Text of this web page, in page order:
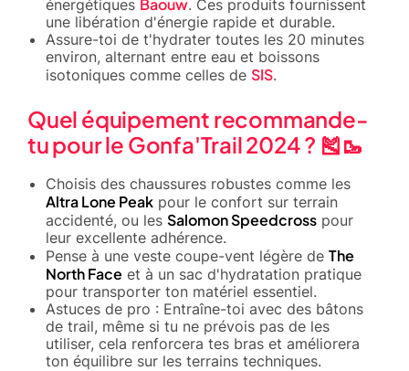
énergétiques Baouw. Ces produits fournissent
une libération d'énergie rapide et durable.
Assure-toi de t'hydrater toutes les 20 minutes
environ, alternant entre eau et boissons
isotoniques comme celles de SIS.
Quel équipement recommande-
tu pour le Gonfa'Trail 2024 ? 🎽🥾
Choisis des chaussures robustes comme les
Altra Lone Peak pour le confort sur terrain
accidenté, ou les Salomon Speedcross pour
leur excellente adhérence.
Pense à une veste coupe-vent légère de The
North Face et à un sac d'hydratation pratique
pour transporter ton matériel essentiel.
Astuces de pro : Entraîne-toi avec des bâtons
de trail, même si tu ne prévois pas de les
utiliser, cela renforcera tes bras et améliorera
ton équilibre sur les terrains techniques.